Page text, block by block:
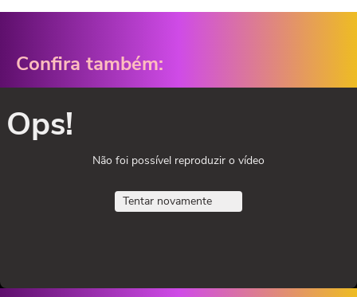
Confira também:
Ops!
Não foi possível reproduzir o vídeo
Tentar novamente